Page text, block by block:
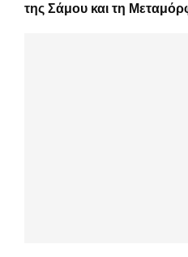
της Σάμου και τη